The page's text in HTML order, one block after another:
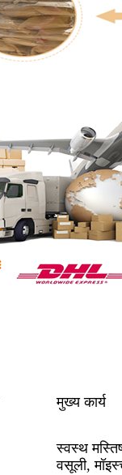
मुख्य कार्य
स्वस्थ
वसूली,